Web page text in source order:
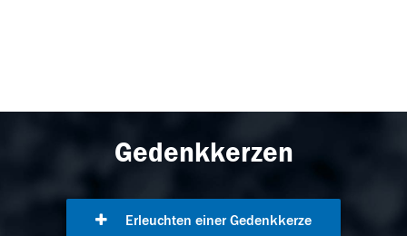
Gedenkkerzen
Erleuchten einer Gedenkkerze